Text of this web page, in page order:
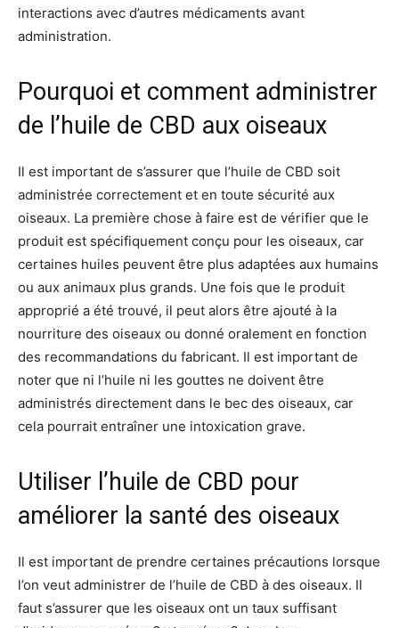
interactions avec d’autres médicaments avant
administration.
Pourquoi et comment administrer
de l’huile de CBD aux oiseaux
Il est important de s’assurer que l’huile de CBD soit
administrée correctement et en toute sécurité aux
oiseaux. La première chose à faire est de vérifier que le
produit est spécifiquement conçu pour les oiseaux, car
certaines huiles peuvent être plus adaptées aux humains
ou aux animaux plus grands. Une fois que le produit
approprié a été trouvé, il peut alors être ajouté à la
nourriture des oiseaux ou donné oralement en fonction
des recommandations du fabricant. Il est important de
noter que ni l’huile ni les gouttes ne doivent être
administrés directement dans le bec des oiseaux, car
cela pourrait entraîner une intoxication grave.
Utiliser l’huile de CBD pour
améliorer la santé des oiseaux
Il est important de prendre certaines précautions lorsque
l’on veut administrer de l’huile de CBD à des oiseaux. Il
faut s’assurer que les oiseaux ont un taux suffisant